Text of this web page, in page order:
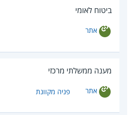
ביטוח לאומי
אתר
מענה ממשלתי מרכזי
אתר פניה מקוונת